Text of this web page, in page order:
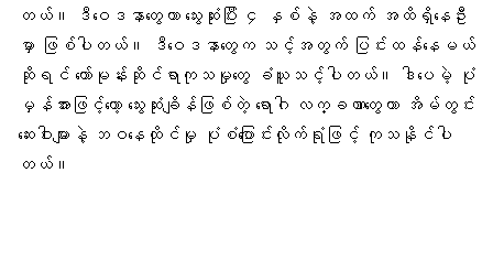
တယ်။ ဒီဝေဒနာတွေဟာ သွေးဆုံးပြီး ၄ နှစ်နဲ့ အထက် အထိရှိနေဦး
မှာ ဖြစ်ပါတယ်။ ဒီဝေဒနာတွေက သင့်အတွက် ပြင်းထန်နေမယ်
ဆိုရင် ဟော်မုန်းဆိုင်ရာကုသမှုတွေ ခံယူသင့်ပါတယ်။ ဒါပေမဲ့ ပုံ
မှန်အားဖြင့်တော့ သွေးဆုံးချိန်ဖြစ်တဲ့ ရောဂါ လက္ခဏာတွေဟာ အိမ်တွင်း
ဆေးဝါးများနဲ့ ဘဝနေထိုင်မှု ပုံစံပြောင်းလိုက်ရုံဖြင့် ကုသနိုင်ပါ
တယ်။